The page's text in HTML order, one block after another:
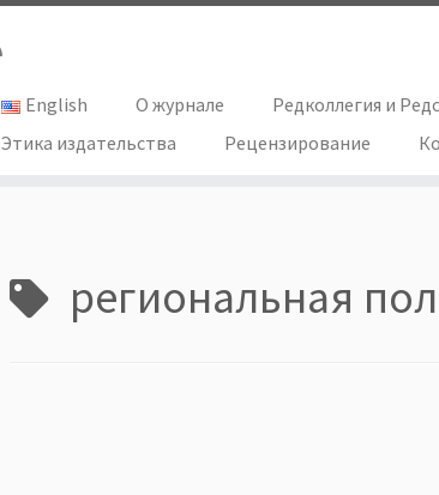
English О журнале Редколлегия и
Этика издательства
Рецензирование
региональная